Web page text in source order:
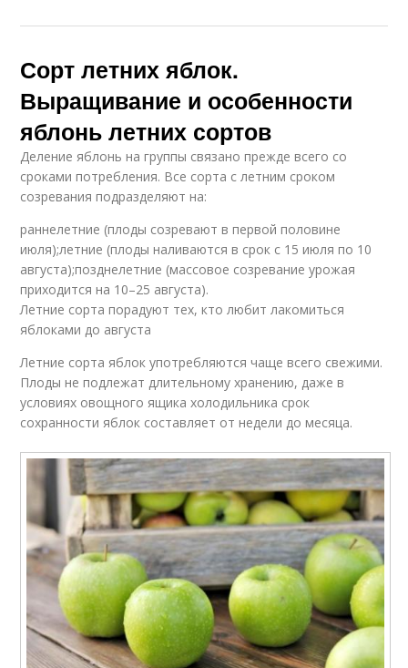
Сорт летних яблок.
Выращивание и особенности
яблонь летних сортов
Деление яблонь на группы связано прежде всего со
сроками потребления. Все сорта с летним сроком
созревания подразделяют на:
раннелетние (плоды созревают в первой половине
июля);летние (плоды наливаются в срок с 15 июля по 10
августа);позднелетние (массовое созревание урожая
приходится на 10–25 августа).
Летние сорта порадуют тех, кто любит лакомиться
яблоками до августа
Летние сорта яблок употребляются чаще всего свежими.
Плоды не подлежат длительному хранению, даже в
условиях овощного ящика холодильника срок
сохранности яблок составляет от недели до месяца.